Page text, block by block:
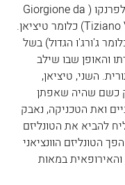
שני הצעירים האלה היו ג'ורג'ונה דה קסטלפרנקו (Giorgione da
Castelfranco), וטיציאנו וצ'ליו (Tiziano Vecellio) כלומר טיציאן.
ג'ורג'ו הגדול) בשל
והאופן שבו שילב
השני, טיציאן,
כשם שהיה שאפתן
ואת הטכניקה, נאבק
להביא את הטונליזם
הטונליזם הוונציאני
במאות